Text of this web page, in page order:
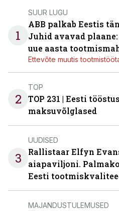
1
SUUR LUGU
ABB palkab Eestis
Juhid avavad
uue aasta
Ettevõte muutis
2
TOP
TOP 231 | Eesti
maksuvõlglased
3
UUDISED
Rallistaar Elfyn
aiapaviljoni.
Eesti
MAJANDUSTULEMUSED